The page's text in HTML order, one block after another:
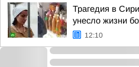
Трагедия в
унесло жизни
12:10